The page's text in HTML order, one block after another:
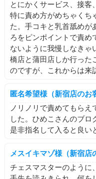
とにかくサービス、接客
特に責め方がめちゃくち
た。手コキと乳首舐めが
ろをピンポイントで責め
ないように我慢しなきゃ
橋店と蒲田店しか行った
のですが、これからは来
匿名希望様（新宿店のお
ノリノリで責めてもらえ
した。ひめこさんのブロ
是非指名して入ると良い
メスイキマゾ様（新宿店
チェスマスターのように